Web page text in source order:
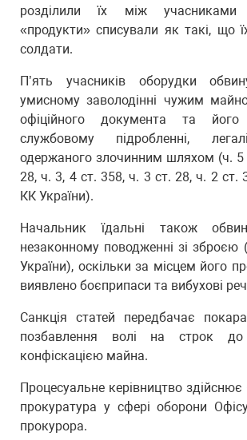
розділили їх між
«продукти» списували як такі, що
солдати.
П’ять учасників оборудки
умисному заволодінні чужим
офіційного документа та його
службовому підробленні,
одержаного злочинним шляхом (ч. 5
28, ч. 3, 4 ст. 358, ч. 3 ст. 28, ч. 2 ст.
КК України).
Начальник їдальні також
незаконному поводженні зі
України), оскільки за місцем його
виявлено боєприпаси та вибухові
Санкція статей передбачає
позбавлення волі на строк
конфіскацією майна.
Процесуальне керівництво здійснює
прокуратура у сфері оборони
прокурора.